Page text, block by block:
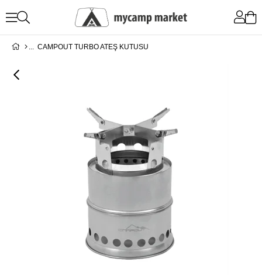
CAMPOUT TURBO ATEŞ KUTUSU